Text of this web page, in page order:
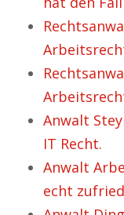
Anwalt
IT Recht.
Anwalt
echt